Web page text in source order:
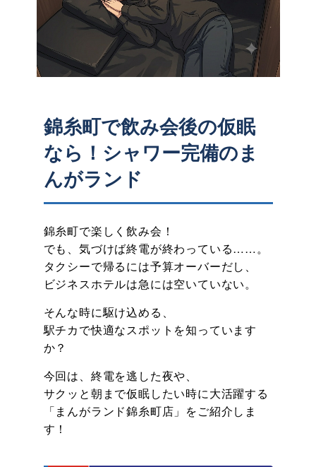
錦糸町で飲み会後の仮眠
なら！シャワー完備のま
んがランド
錦糸町で楽しく飲み会！
でも、気づけば終電が終わっている……。
タクシーで帰るには予算オーバーだし、
ビジネスホテルは急には空いていない。
そんな時に駆け込める、
駅チカで快適なスポットを知っています
か？
今回は、終電を逃した夜や、
サクッと朝まで仮眠したい時に大活躍する
「まんがランド錦糸町店」をご紹介しま
す！